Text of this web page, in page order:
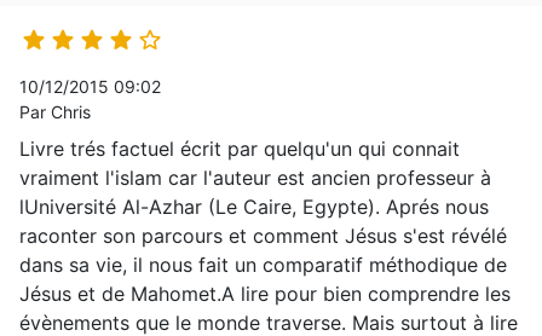
    
10/12/2015 09:02
Par Chris
Livre trés factuel écrit par quelqu'un qui connait
vraiment l'islam car l'auteur est ancien professeur à
lUniversité Al-Azhar (Le Caire, Egypte). Aprés nous
raconter son parcours et comment Jésus s'est révélé
dans sa vie, il nous fait un comparatif méthodique de
Jésus et de Mahomet.A lire pour bien comprendre les
évènements que le monde traverse. Mais surtout à lire